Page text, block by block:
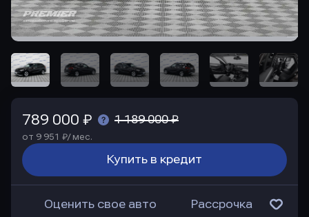
789 000 ₽ 1 189 000 ₽
от 9 951 ₽/ мес.
Купить в кредит
Оценить свое авто Рассрочка